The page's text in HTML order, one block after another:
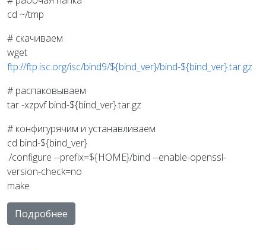
cd ~/tmp
# скачиваем
wget
ftp://ftp.isc.org/isc/bind9/${bind_ver}/bind-${bind_ver}.tar.gz
# распаковываем
tar -xzpvf bind-${bind_ver}.tar.gz
# конфигурячим и устанавливаем
cd bind-${bind_ver}
./configure --prefix=${HOME}/bind --enable-openssl-
version-check=no
make
Подробнее